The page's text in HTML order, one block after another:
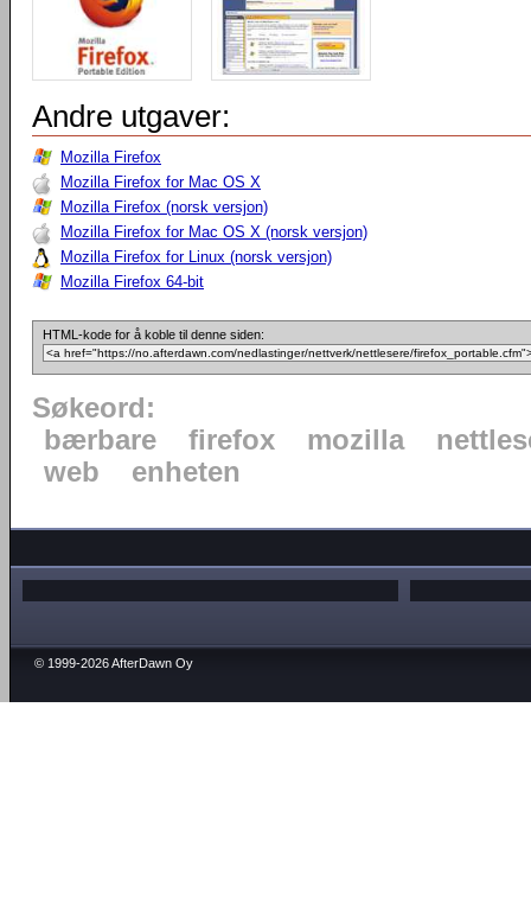
Andre utgaver:
Mozilla Firefox
Mozilla Firefox for Mac OS X
Mozilla Firefox (norsk versjon)
Mozilla Firefox for Mac OS X (norsk versjon)
Mozilla Firefox for Linux (norsk versjon)
Mozilla Firefox 64-bit
HTML-kode for å koble til denne siden:
Søkeord:
bærbare
firefox mozilla
web
enheten
© 1999-2026 AfterDawn Oy